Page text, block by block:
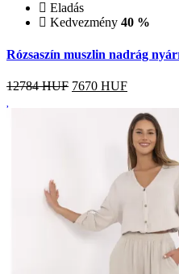
Eladás
Kedvezmény 40 %
Rózsaszín muszlin nadrág
12784 HUF 7670 HUF